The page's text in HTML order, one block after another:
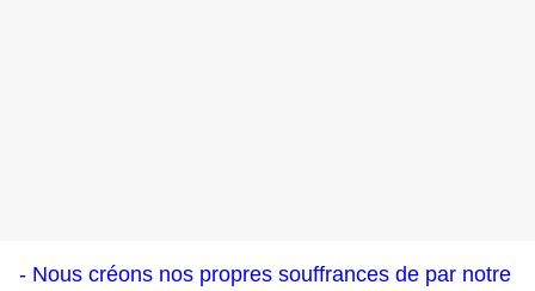
- Nous créons nos propres souffrances de par notre